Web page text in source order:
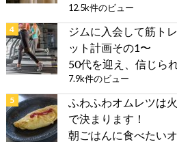
12.5k件のビュー
ジムに入会して筋ト
ット計画その1〜
50代を迎え、信じら
7.9k件のビュー
ふわふわオムレツは
で決まります！
朝ごはんに食べたい